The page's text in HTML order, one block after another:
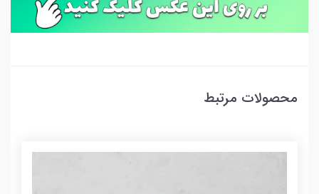
محصولات مرتبط